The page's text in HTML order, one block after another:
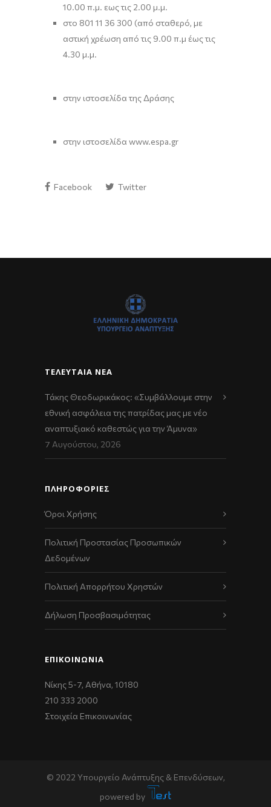
10.00 π.μ. εως τις 2.00 μ.μ.
στο 801 11 36 300 (από σταθερό, με
αστική χρέωση από τις 9.00 π.μ έως τις
4.30 μ.μ.
στην ιστοσελίδα της Δράσης
στην ιστοσελίδα www.espa.gr
Facebook Twitter
ΤΕΛΕΥΤΑΊΑ ΝΈΑ
Τάκης Θεοδωρικάκος: «Συμβάλλουμε στην
εθνική ασφάλεια της πατρίδας μας με νέο
αναπτυξιακό καθεστώς για την Άμυνα»
7 Αυγούστου, 2026
ΠΛΗΡΟΦΟΡΙΕΣ
Όροι Χρήσης
Πολιτική Προστασίας Προσωπικών
Δεδομένων
Πολιτική Απορρήτου Χρηστών
Δήλωση Προσβασιμότητας
ΕΠΙΚΟΙΝΩΝΊΑ
Νίκης 5-7, Αθήνα, 10180
210 333 2000
Στοιχεία Επικοινωνίας
© 2022 Υπουργείο Ανάπτυξης & Επενδύσεων,
powered by